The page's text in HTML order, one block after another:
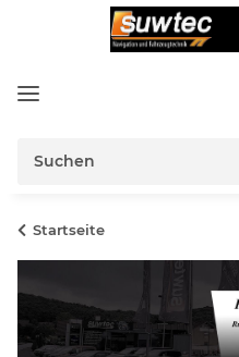
Startseite